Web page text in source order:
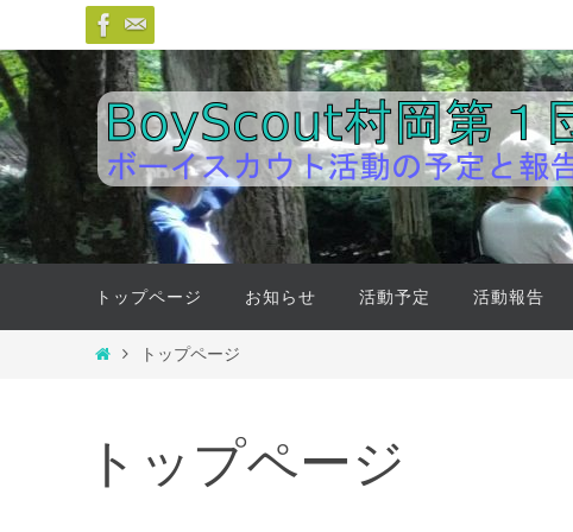
トップページ お知らせ 活動予定 活動報告
トップページ
トップページ